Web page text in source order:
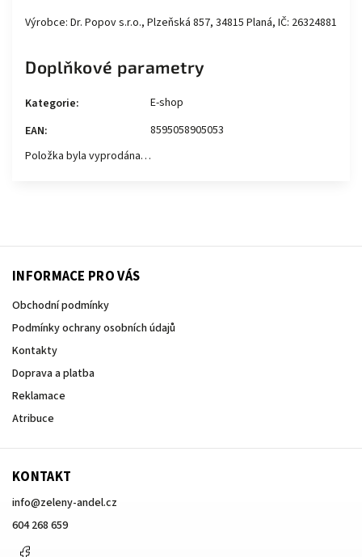
Výrobce: Dr. Popov s.r.o., Plzeňská 857, 34815 Planá, IČ: 26324881
Doplňkové parametry
Kategorie:
E-shop
EAN:
8595058905053
Položka byla vyprodána…
INFORMACE PRO VÁS
Obchodní podmínky
Podmínky ochrany osobních údajů
Kontakty
Doprava a platba
Reklamace
Atribuce
KONTAKT
info@zeleny-andel.cz
604 268 659